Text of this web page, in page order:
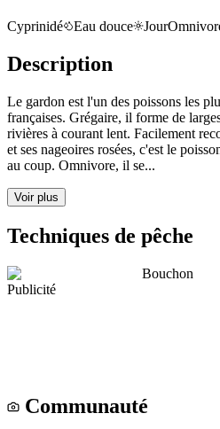
Cyprinidé Eau douce Jour
Description
Le gardon est l'un des poissons les
françaises. Grégaire, il forme de
rivières à courant lent. Facilement
et ses nageoires rosées, c'est le
au coup. Omnivore, il se...
Voir plus
Techniques de pêche
Bouchon
Publicité
Communauté